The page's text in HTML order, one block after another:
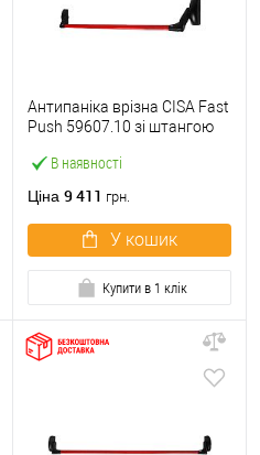
В наявності
Антипаніка врізна CISA Fast
Push 59607.10 зі штангою
Ціна 9 411 грн.
У кошик
Купити в 1 клік